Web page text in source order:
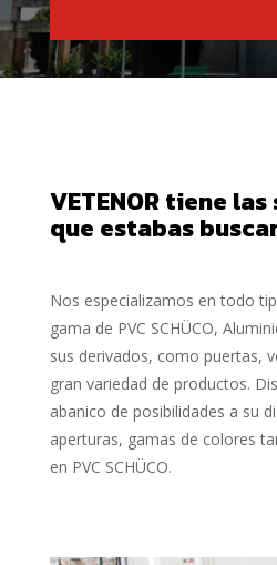
VETENOR tiene
que estabas
Nos especializamos en todo
gama de PVC SCHÜCO,
sus derivados, como puertas,
gran variedad de productos.
abanico de posibilidades a su
aperturas, gamas de colores
en PVC SCHÜCO.